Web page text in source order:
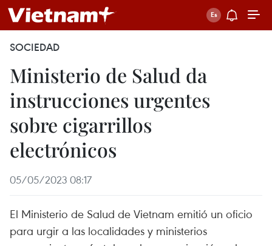
SOCIEDAD
Ministerio de Salud da
instrucciones urgentes
sobre cigarrillos
electrónicos
05/05/2023 08:17
El Ministerio de Salud de Vietnam emitió un oficio
para urgir a las localidades y ministerios